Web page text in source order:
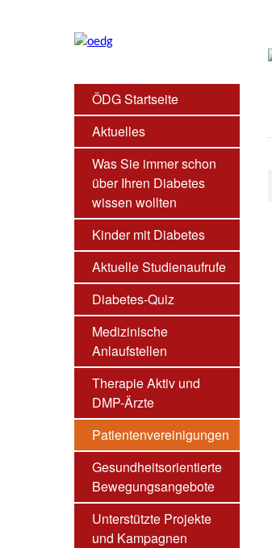
ÖDG Startseite
Aktuelles
Was Sie immer schon
über Ihren Diabetes
wissen wollten
Kinder mit Diabetes
Aktuelle Studienaufrufe
Diabetes-Quiz
Medizinische
Anlaufstellen
Therapie Aktiv und
DMP-Ärzte
Patientenvereinigungen
Gesundheitsorientierte
Bewegungsangebote
Unterstützte Projekte
und Kampagnen